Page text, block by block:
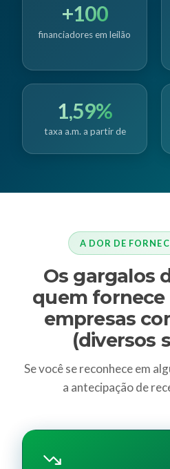
+100
financiadores em leilão
1,59%
taxa a.m. a partir de
A DOR DE
Os gargalos
quem fornece
empresas
(diversos
Se você se reconhece em
a antecipação de